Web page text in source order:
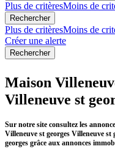
Plus de critèresMoins de
Plus de critèresMoins de
Créer une alerte
Maison
Villeneuve st
Sur notre site consultez les
Villeneuve st georges Villeneuve
georges grâce aux annonces